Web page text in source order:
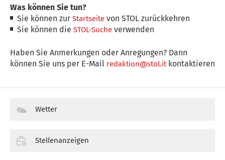
Was können Sie tun?
Sie können zurStartseite von STOL zurückkehren
Sie können dieSTOL-Suche verwenden
Haben Sie Anmerkungen oder Anregungen? Dann
können Sie uns per E-Mail redaktion@stol.itkontaktieren
Wetter
Stellenanzeigen